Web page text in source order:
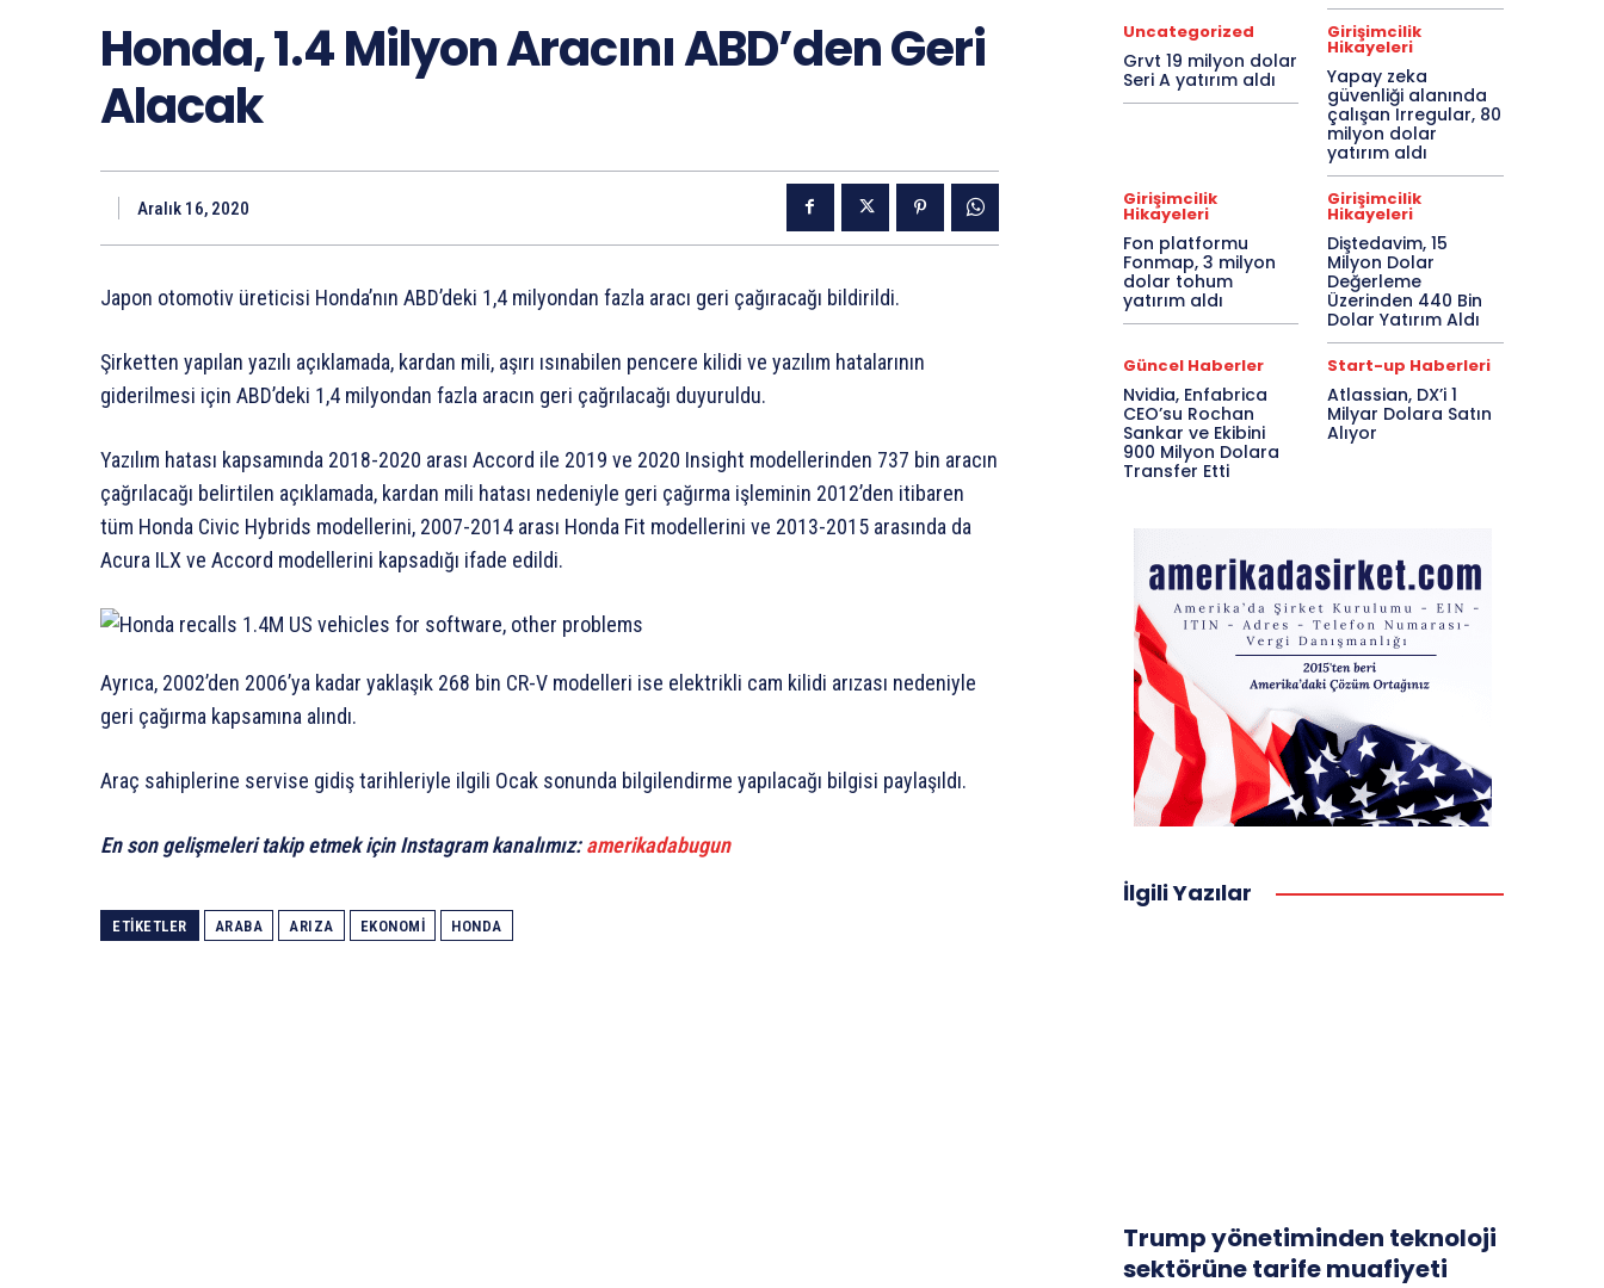
Honda, 1.4 Milyon Aracını ABD’den Geri
Alacak
Aralık 16, 2020
Japon otomotiv üreticisi Honda’nın ABD’deki 1,4 milyondan fazla aracı geri çağıracağı bildirildi.
Şirketten yapılan yazılı açıklamada, kardan mili, aşırı ısınabilen pencere kilidi ve yazılım hatalarının
giderilmesi için ABD’deki 1,4 milyondan fazla aracın geri çağrılacağı duyuruldu.
Yazılım hatası kapsamında 2018-2020 arası Accord ile 2019 ve 2020 Insight modellerinden 737 bin aracın
çağrılacağı belirtilen açıklamada, kardan mili hatası nedeniyle geri çağırma işleminin 2012’den itibaren
tüm Honda Civic Hybrids modellerini, 2007-2014 arası Honda Fit modellerini ve 2013-2015 arasında da
Acura ILX ve Accord modellerini kapsadığı ifade edildi.
Ayrıca, 2002’den 2006’ya kadar yaklaşık 268 bin CR-V modelleri ise elektrikli cam kilidi arızası nedeniyle
geri çağırma kapsamına alındı.
Araç sahiplerine servise gidiş tarihleriyle ilgili Ocak sonunda bilgilendirme yapılacağı bilgisi paylaşıldı.
En son gelişmeleri takip etmek için Instagram kanalımız:amerikadabugun
ETIKETLER ARABA ARIZA EKONOMI HONDA
Uncategorized
Grvt 19 milyon dolar
Seri A yatırım aldı
Girişimcilik
Hikayeleri
Yapay zeka
güvenliği alanında
çalışan Irregular, 80
milyon dolar
yatırım aldı
Girişimcilik
Hikayeleri
Fon platformu
Fonmap, 3 milyon
dolar tohum
yatırım aldı
Girişimcilik
Hikayeleri
Diştedavim, 15
Milyon Dolar
Değerleme
Üzerinden 440 Bin
Dolar Yatırım Aldı
Güncel Haberler
Nvidia, Enfabrica
CEO’su Rochan
Sankar ve Ekibini
900 Milyon Dolara
Transfer Etti
Start-up Haberleri
Atlassian, DX’i 1
Milyar Dolara Satın
Alıyor
İlgili Yazılar
Trump yönetiminden teknoloji
sektörüne tarife muafiyeti